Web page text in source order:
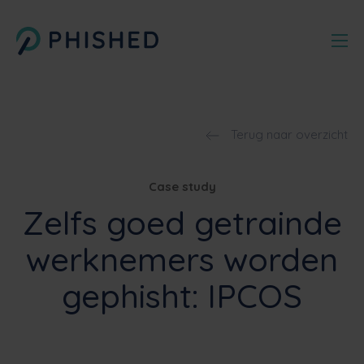
Terug naar overzicht
Case study
Zelfs goed getrainde
werknemers worden
gephisht: IPCOS